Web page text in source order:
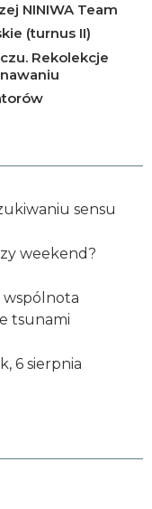
NINIWA Team
(turnus II)
Rekolekcje
sensu
weekend?
wspólnota
tsunami
6 sierpnia